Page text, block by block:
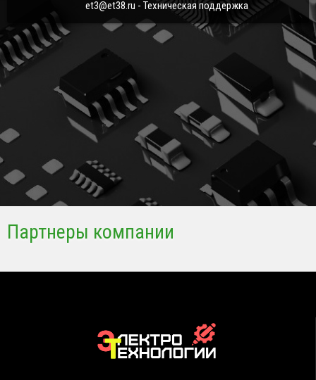
et3@et38.ru - Техническая поддержка
Партнеры компании